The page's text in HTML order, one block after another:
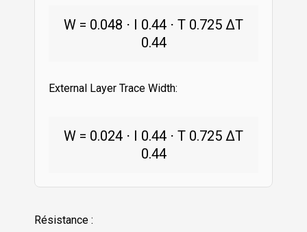
W = 0.048 ⋅ I 0.44 ⋅ T 0.725 ΔT
0.44
External Layer Trace Width:
W = 0.024 ⋅ I 0.44 ⋅ T 0.725 ΔT
0.44
Résistance :